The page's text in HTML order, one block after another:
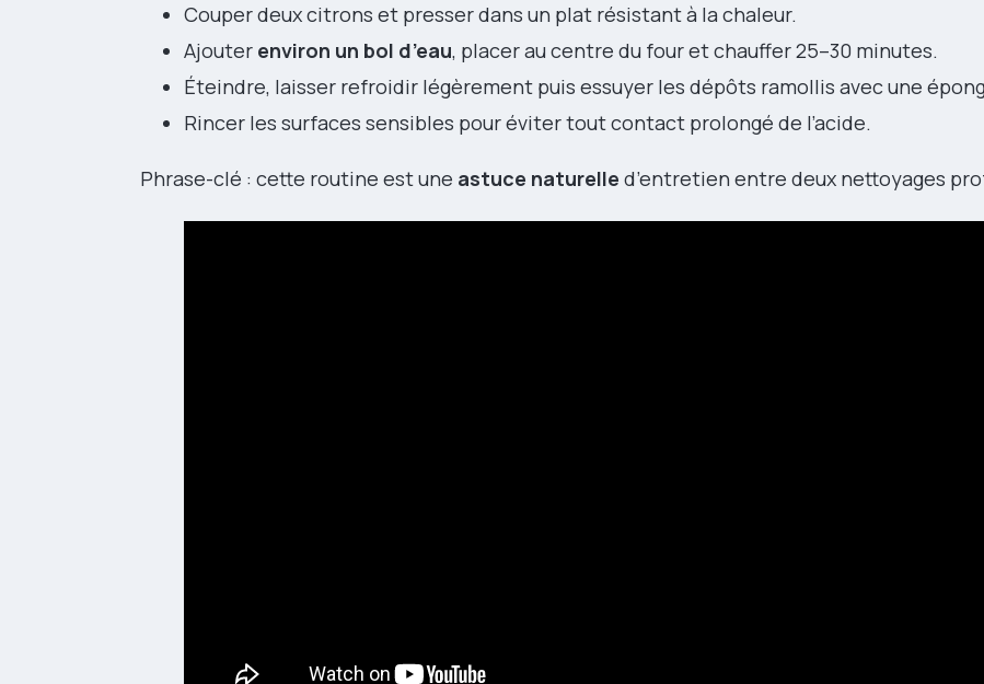
Couper deux citrons et presser dans un plat résistant à la chaleur.
Ajouter environ un bol d’eau, placer au centre du four et chauffer 25–30 minutes.
Éteindre, laisser refroidir légèrement puis essuyer les dépôts ramollis avec une
Rincer les surfaces sensibles pour éviter tout contact prolongé de l’acide.
Phrase-clé : cette routine est une astuce naturelle d’entretien entre deux nettoyages